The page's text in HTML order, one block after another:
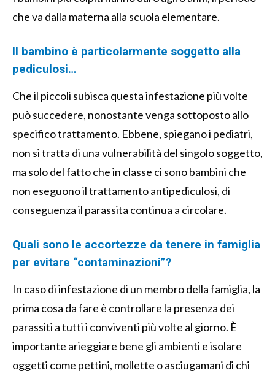
che va dalla materna alla scuola elementare.
Il bambino è particolarmente soggetto alla
pediculosi…
Che il piccoli subisca questa infestazione più volte
può succedere, nonostante venga sottoposto allo
specifico trattamento. Ebbene, spiegano i pediatri,
non si tratta di una vulnerabilità del singolo soggetto,
ma solo del fatto che in classe ci sono bambini che
non eseguono il trattamento antipediculosi, di
conseguenza il parassita continua a circolare.
Quali sono le accortezze da tenere in famiglia
per evitare “contaminazioni”?
In caso di infestazione di un membro della famiglia, la
prima cosa da fare è controllare la presenza dei
parassiti a tutti i conviventi più volte al giorno. È
importante arieggiare bene gli ambienti e isolare
oggetti come pettini, mollette o asciugamani di chi